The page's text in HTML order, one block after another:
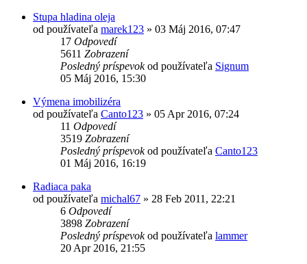
Stupa hladina oleja
od používateľa marek123 » 03 Máj 2016, 07:47
17 Odpovedí
5611 Zobrazení
Posledný príspevokod používateľa Signum
05 Máj 2016, 15:30
Výmena imobilizéra
od používateľa Canto123 » 05 Apr 2016, 07:24
11 Odpovedí
3519 Zobrazení
Posledný príspevokod používateľa Canto123
01 Máj 2016, 16:19
Radiaca paka
od používateľa michal67 » 28 Feb 2011, 22:21
6 Odpovedí
3898 Zobrazení
Posledný príspevokod používateľa lammer
20 Apr 2016, 21:55